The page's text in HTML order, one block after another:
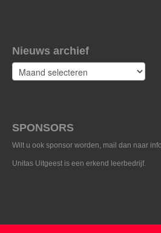
Nieuws archief
Nieuws
archief
SPONSORS
Wilt u ook sponsor worden, mail dan naar
Unitas Uitgeest is een erkend leerbedrijf.